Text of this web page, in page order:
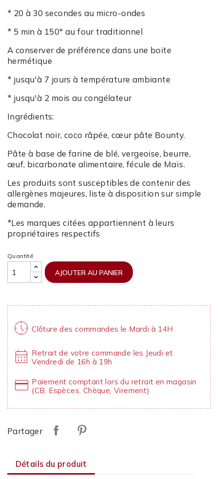
* 20 à 30 secondes au micro-ondes
* 5 min à 150° au four traditionnel
A conserver de préférence dans une boite
hermétique
* jusqu'à 7 jours à température ambiante
* jusqu'à 2 mois au congélateur
Ingrédients:
Chocolat noir, coco râpée, cœur pâte Bounty.
Pâte à base de farine de blé, vergeoise, beurre,
œuf, bicarbonate alimentaire, fécule de Maïs.
Les produits sont susceptibles de contenir des
allergènes majeures, liste à disposition sur simple
demande.
*Les marques citées appartiennent à leurs
propriétaires respectifs
Quantité
AJOUTER AU PANIER
nest_clock_farsight_analog Clôture des commandes le Mardi à 14H
calendar_month Retrait de votre commande les Jeudi et
Vendredi de 16h à 19h
credit_card Paiement comptant lors du retrait en magasin
(CB, Espèces, Chèque, Virement)
Partager
Détails du produit